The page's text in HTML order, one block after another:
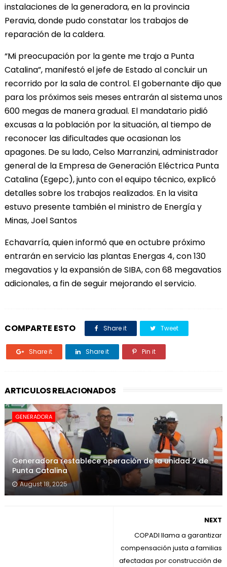
instalaciones de la generadora, en la provincia
Peravia, donde pudo constatar los trabajos de
reparación de la caldera.
“Mi preocupación por la gente me trajo a Punta
Catalina”, manifestó el jefe de Estado al concluir un
recorrido por la sala de control. El gobernante dijo que
para los próximos seis meses entrarán al sistema unos
600 megas de manera gradual. El mandatario pidió
excusas a la población por la situación, al tiempo de
reconocer las dificultades que ocasionan los
apagones. De su lado, Celso Marranzini, administrador
general de la Empresa de Generación Eléctrica Punta
Catalina (Egepc), junto con el equipo técnico, explicó
detalles sobre los trabajos realizados. En la visita
estuvo presente también el ministro de Energía y
Minas, Joel Santos
Echavarría, quien informó que en octubre próximo
entrarán en servicio las plantas Energas 4, con 130
megavatios y la expansión de SIBA, con 68 megavatios
adicionales, a fin de seguir mejorando el servicio.
COMPARTE ESTO Share it Tweet
Share it Share it Pin it
ARTICULOS RELACIONADOS
GENERADORA
Generadora restablece operación de la unidad 2 de
Punta Catalina
August 18, 2025
NEXT
COPADI llama a garantizar
compensación justa a familias
afectadas por construcción de